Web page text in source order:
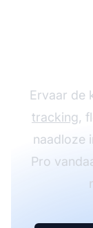
Ervaar de
tracking,
naadloze
Pro